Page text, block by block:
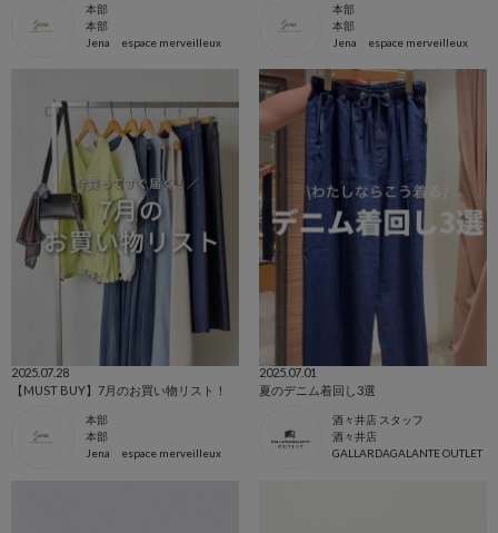
本部
本部
Jena espace merveilleux
本部
本部
Jena espace merveilleux
2025.07.28
【MUST BUY】7月のお買い物リスト！
本部
本部
Jena espace merveilleux
2025.07.01
夏のデニム着回し3選
酒々井店 スタッフ
酒々井店
GALLARDAGALANTE OUTLET